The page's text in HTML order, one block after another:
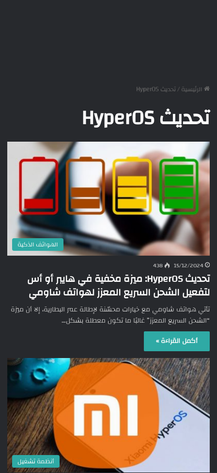
الرئيسية/تحديث HyperOS
تحديث HyperOS
الهواتف الذكية
15/12/2024
438
تحديث HyperOS: ميزة مخفية في هايبر أو أس
لتفعيل الشحن السريع المعزز لهواتف شاومي
تأتي هواتف شاومي مع خيارات محسّنة لإطالة عمر البطارية، إلا أن ميزة
“الشحن السريع المعزز” غالبًا ما تكون معطلة بشكل…
أكمل القراءة »
أنظمة تشغيل